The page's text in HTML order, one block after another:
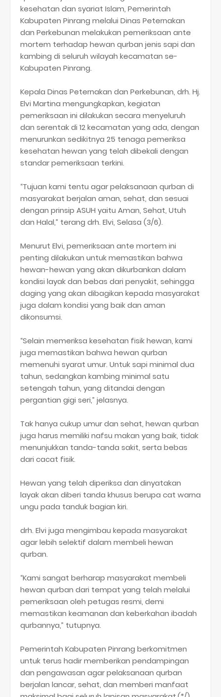
kesehatan dan syariat Islam, Pemerintah
Kabupaten Pinrang melalui Dinas Peternakan
dan Perkebunan melakukan pemeriksaan ante
mortem terhadap hewan qurban jenis sapi dan
kambing di seluruh wilayah kecamatan se-
Kabupaten Pinrang.
Kepala Dinas Peternakan dan Perkebunan, drh. Hj.
Elvi Martina mengungkapkan, kegiatan
pemeriksaan ini dilakukan secara menyeluruh
dan serentak di 12 kecamatan yang ada, dengan
menurunkan sedikitnya 25 tenaga pemeriksa
kesehatan hewan yang telah dibekali dengan
standar pemeriksaan terkini.
“Tujuan kami tentu agar pelaksanaan qurban di
masyarakat berjalan aman, sehat, dan sesuai
dengan prinsip ASUH yaitu Aman, Sehat, Utuh
dan Halal,” terang drh. Elvi, Selasa (3/6).
Menurut Elvi, pemeriksaan ante mortem ini
penting dilakukan untuk memastikan bahwa
hewan-hewan yang akan dikurbankan dalam
kondisi layak dan bebas dari penyakit, sehingga
daging yang akan dibagikan kepada masyarakat
juga dalam kondisi yang baik dan aman
dikonsumsi.
“Selain memeriksa kesehatan fisik hewan, kami
juga memastikan bahwa hewan qurban
memenuhi syarat umur. Untuk sapi minimal dua
tahun, sedangkan kambing minimal satu
setengah tahun, yang ditandai dengan
pergantian gigi seri,” jelasnya.
Tak hanya cukup umur dan sehat, hewan qurban
juga harus memiliki nafsu makan yang baik, tidak
menunjukkan tanda-tanda sakit, serta bebas
dari cacat fisik.
Hewan yang telah diperiksa dan dinyatakan
layak akan diberi tanda khusus berupa cat warna
ungu pada tanduk bagian kiri.
drh. Elvi juga mengimbau kepada masyarakat
agar lebih selektif dalam membeli hewan
qurban.
“Kami sangat berharap masyarakat membeli
hewan qurban dari tempat yang telah melalui
pemeriksaan oleh petugas resmi, demi
memastikan keamanan dan keberkahan ibadah
qurbannya,” tutupnya.
Pemerintah Kabupaten Pinrang berkomitmen
untuk terus hadir memberikan pendampingan
dan pengawasan agar pelaksanaan qurban
berjalan lancar, sehat, dan memberi manfaat